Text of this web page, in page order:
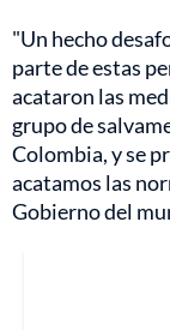
"Un hecho
parte de estas
acataron las
grupo de
Colombia, y se
acatamos las
Gobierno del